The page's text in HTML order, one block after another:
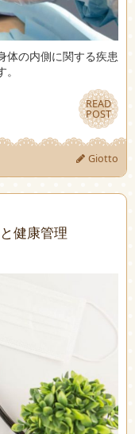
体の内側に関する疾患
READ
POST
READ
POST
Giotto
健康管理